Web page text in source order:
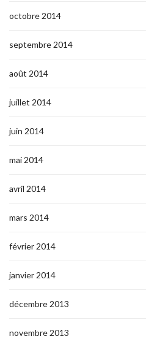
octobre 2014
septembre 2014
août 2014
juillet 2014
juin 2014
mai 2014
avril 2014
mars 2014
février 2014
janvier 2014
décembre 2013
novembre 2013